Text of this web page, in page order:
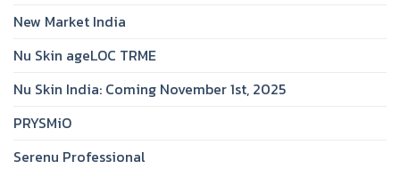
New Market India
Nu Skin ageLOC TRME
Nu Skin India: Coming November 1st, 2025
PRYSMiO
Serenu Professional